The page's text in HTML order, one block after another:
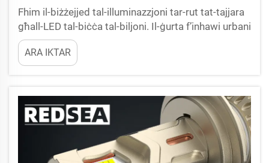
Fhim il-biżżejjed tal-illuminazzjoni tar-rut tat-tajjara
għall-LED tal-biċċa tal-biljoni. Il-ġurta f’inhawi urbani
tfisser li tkun b’sħiħ ta’ lumi tat-tarrija,
kondizzjonijiet komplessi tar-rut, ħlas ta’ traffiku
mistaħ, u regolamenti lokali strikti dwar l-
rurali jew għall-biżżejjed ta’ ħajja...
ARA IKTAR